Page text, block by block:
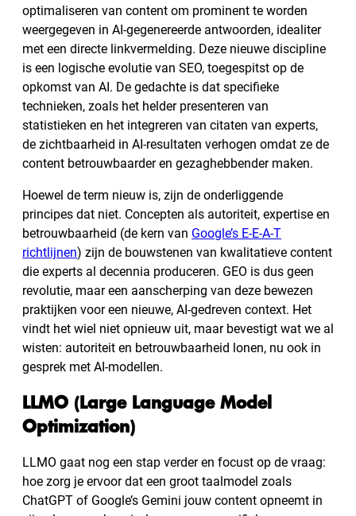
optimaliseren van content om prominent te worden
weergegeven in AI-gegenereerde antwoorden, idealiter
met een directe linkvermelding. Deze nieuwe discipline
is een logische evolutie van SEO, toegespitst op de
opkomst van AI. De gedachte is dat specifieke
technieken, zoals het helder presenteren van
statistieken en het integreren van citaten van experts,
de zichtbaarheid in AI-resultaten verhogen omdat ze de
content betrouwbaarder en gezaghebbender maken.
Hoewel de term nieuw is, zijn de onderliggende
principes dat niet. Concepten als autoriteit, expertise en
betrouwbaarheid (de kern van Google’s E-E-A-T
richtlijnen) zijn de bouwstenen van kwalitatieve content
die experts al decennia produceren. GEO is dus geen
revolutie, maar een aanscherping van deze bewezen
praktijken voor een nieuwe, AI-gedreven context. Het
vindt het wiel niet opnieuw uit, maar bevestigt wat we al
wisten: autoriteit en betrouwbaarheid lonen, nu ook in
gesprek met AI-modellen.
LLMO (Large Language Model
Optimization)
LLMO gaat nog een stap verder en focust op de vraag:
hoe zorg je ervoor dat een groot taalmodel zoals
ChatGPT of Google’s Gemini jouw content opneemt in